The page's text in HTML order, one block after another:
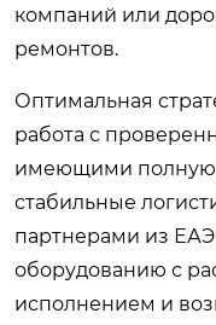
компаний или
ремонтов.
Оптимальная
работа с
имеющими полную
стабильные
партнерами из
оборудованию с
исполнением и